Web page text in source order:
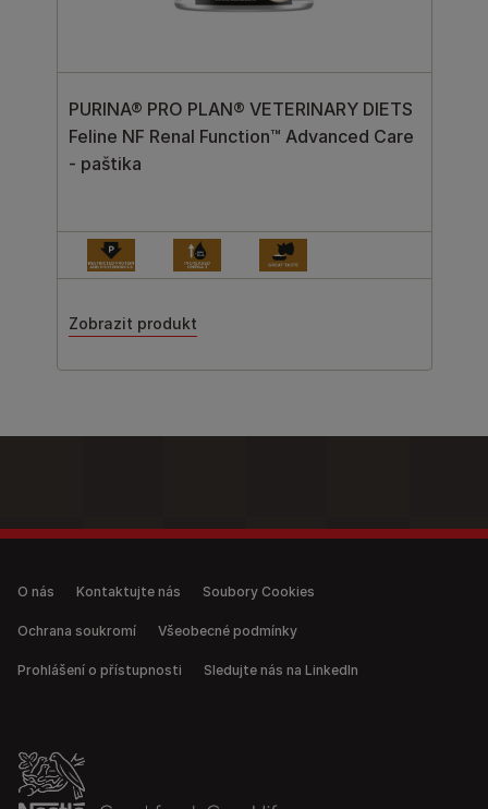
PURINA® PRO PLAN® VETERINARY DIETS
Feline NF Renal Function™ Advanced Care
- paštika
Zobrazit produkt
Legal (anonymous)
O nás Kontaktujte nás Soubory Cookies
Ochrana soukromí Všeobecné podmínky
Prohlášení o přístupnosti Sledujte nás na LinkedIn